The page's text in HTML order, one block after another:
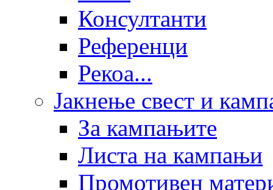
Консултанти
Референци
Рекоа...
Јакнење свест и
За кампањите
Листа на кампањи
Промотивен